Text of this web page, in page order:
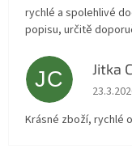
rychlé a spolehlivé
popisu, určitě
JC Jitka
Krásné zboží, rychlé